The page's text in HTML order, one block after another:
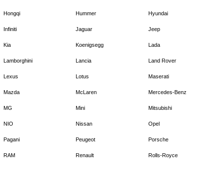
Hongqi Hummer Hyundai
Infiniti Jaguar Jeep
Kia Koenigsegg Lada
Lamborghini Lancia Land Rover
Lexus Lotus Maserati
Mazda McLaren Mercedes-Benz
MG Mini Mitsubishi
NIO Nissan Opel
Pagani Peugeot Porsche
RAM Renault Rolls-Royce